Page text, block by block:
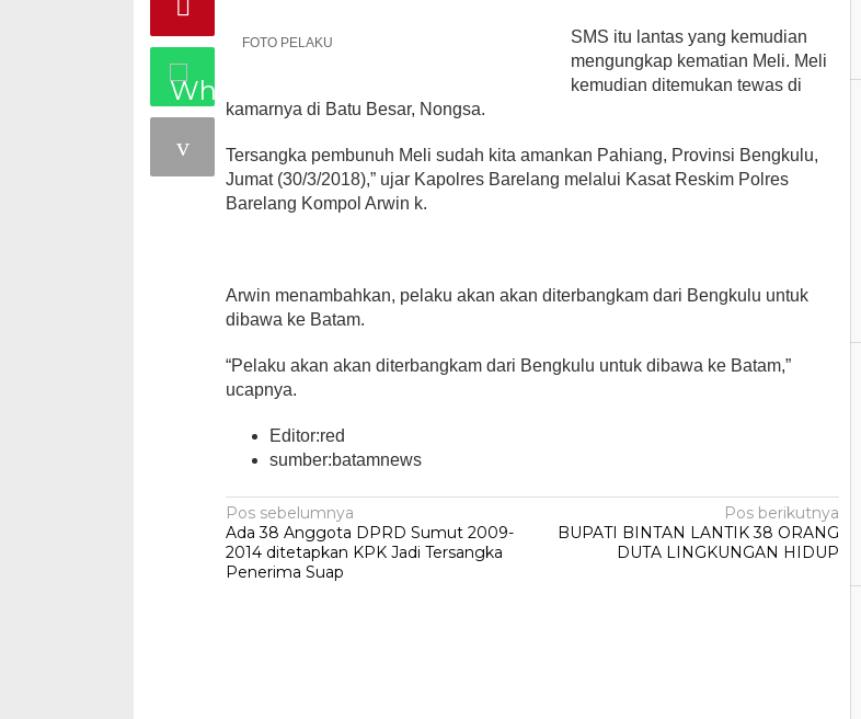
FOTO PELAKU
SMS itu lantas yang kemudian
mengungkap kematian Meli. Meli
kemudian ditemukan tewas di
kamarnya di Batu Besar, Nongsa.
Tersangka pembunuh Meli sudah kita amankan Pahiang, Provinsi Bengkulu,
Jumat (30/3/2018),” ujar Kapolres Barelang melalui Kasat Reskim Polres
Barelang Kompol Arwin k.
Arwin menambahkan, pelaku akan akan diterbangkam dari Bengkulu untuk
dibawa ke Batam.
“Pelaku akan akan diterbangkam dari Bengkulu untuk dibawa ke Batam,”
ucapnya.
Editor:red
sumber:batamnews
Navigasi
pos
Pos sebelumnya
Ada 38 Anggota DPRD Sumut 2009-
2014 ditetapkan KPK Jadi Tersangka
Penerima Suap
Pos berikutnya
BUPATI BINTAN LANTIK 38 ORANG
DUTA LINGKUNGAN HIDUP